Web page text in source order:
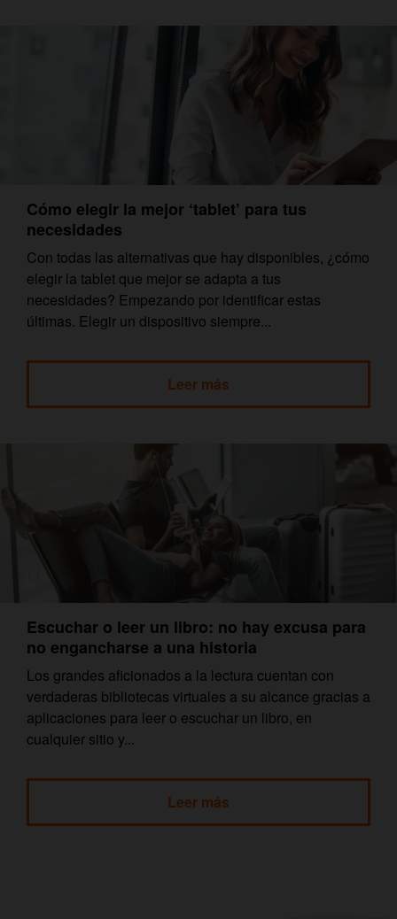
Cómo elegir la mejor ‘tablet’ para tus
necesidades
Con todas las alternativas que hay disponibles, ¿cómo
elegir la tablet que mejor se adapta a tus
necesidades? Empezando por identificar estas
últimas. Elegir un dispositivo siempre...
Leer más
Escuchar o leer un libro: no hay excusa para
no engancharse a una historia
Los grandes aficionados a la lectura cuentan con
verdaderas bibliotecas virtuales a su alcance gracias a
aplicaciones para leer o escuchar un libro, en
cualquier sitio y...
Leer más